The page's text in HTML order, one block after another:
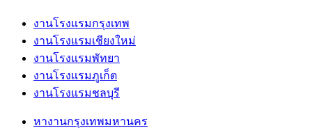
งานโรงแรมกรุงเทพ
งานโรงแรมเชียงใหม่
งานโรงแรมพัทยา
งานโรงแรมภูเก็ต
งานโรงแรมชลบุรี
หางานกรุงเทพมหานคร